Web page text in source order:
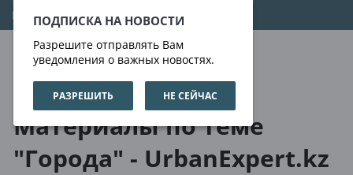
ПОДПИСКА НА НОВОСТИ
Разрешите отправлять Вам
уведомления о важных новостях.
РАЗРЕШИТЬ НЕ СЕЙЧАС
07.08.2026 21:59:22
О нас Метки
Материалы по теме
"Города" - UrbanExpert.kz